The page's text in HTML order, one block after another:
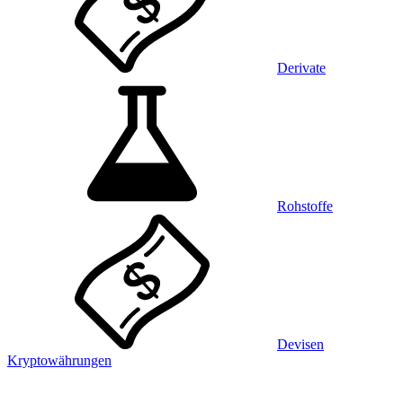
Derivate
Rohstoffe
Devisen
Kryptowährungen